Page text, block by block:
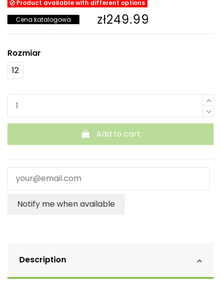
Product available with different options
Cena katalogowa zł249.99
Rozmiar
12
Add to cart
Notify me when available
Description